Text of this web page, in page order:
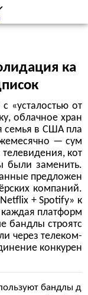
ка
«усталостью от
облачное хран
семья в США пла
— сум
кот
были заменить.
предложен
компаний.
+ Spotify» к
платформ
бандлы строятс
через телеком-
конкурен
бандлы д